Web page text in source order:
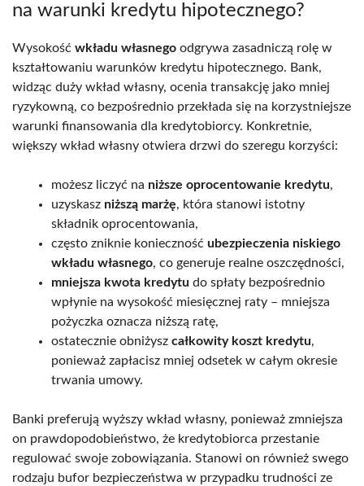
na warunki kredytu hipotecznego?
Wysokość wkładu własnego odgrywa zasadniczą rolę w
kształtowaniu warunków kredytu hipotecznego. Bank,
widząc duży wkład własny, ocenia transakcję jako mniej
ryzykowną, co bezpośrednio przekłada się na korzystniejsze
warunki finansowania dla kredytobiorcy. Konkretnie,
większy wkład własny otwiera drzwi do szeregu korzyści:
możesz liczyć na niższe oprocentowanie kredytu,
uzyskasz niższą marżę, która stanowi istotny
składnik oprocentowania,
często zniknie konieczność ubezpieczenia niskiego
wkładu własnego, co generuje realne oszczędności,
mniejsza kwota kredytu do spłaty bezpośrednio
wpłynie na wysokość miesięcznej raty – mniejsza
pożyczka oznacza niższą ratę,
ostatecznie obniżysz całkowity koszt kredytu,
ponieważ zapłacisz mniej odsetek w całym okresie
trwania umowy.
Banki preferują wyższy wkład własny, ponieważ zmniejsza
on prawdopodobieństwo, że kredytobiorca przestanie
regulować swoje zobowiązania. Stanowi on również swego
rodzaju bufor bezpieczeństwa w przypadku trudności ze